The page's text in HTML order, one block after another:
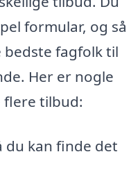
formular, og så
fagfolk til
Her er nogle
tilbud:
du kan finde det